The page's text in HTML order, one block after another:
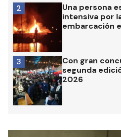
Una persona
intensiva por
embarcación
2
Con gran
segunda
2026
3